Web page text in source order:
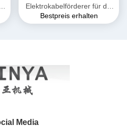
Elektrokabelförderer für die
unterirdische Verlegung von
Bestpreis erhalten
Media